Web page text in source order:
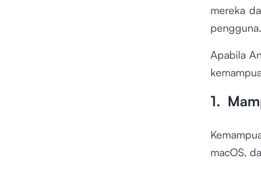
mereka
pengguna.
Apabila
1.
macOS,